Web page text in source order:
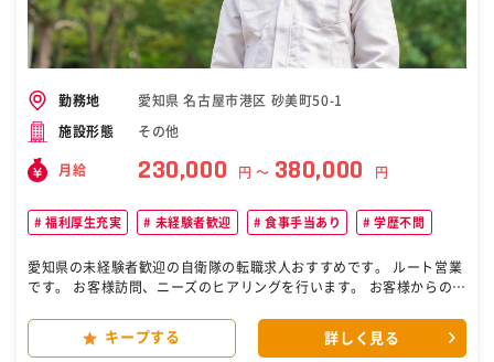
勤務地 愛知県 名古屋市港区 砂美町50-1
施設形態 その他
月給 230,000 円 〜 380,000 円
福利厚生充実 未経験者歓迎 食事手当あり 学歴不問
愛知県の未経験者歓迎の自衛隊の転職求人おすすめです。 ルート営業
です。 お客様訪問、ニーズのヒアリングを行います。 お客様からの依
上、提案内容を考え、お客様に提案します。（詳細下記） ■当社の商
材・サービス 鉄、ステンレス、アルミなどの「加工」を行う会社で
キープする 詳しく見る